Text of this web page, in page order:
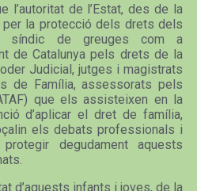
l’autoritat de l’Estat, des de la
la protecció dels drets dels
síndic de greuges com a
de Catalunya pels drets de la
Judicial, jutges i magistrats
de Família, assessorats pels
que els assisteixen en la
d’aplicar el dret de família,
els debats professionals i
degudament aquests
d’aquests infants i joves, de la